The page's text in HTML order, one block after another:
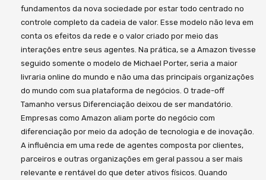
fundamentos da nova sociedade por estar todo centrado no
controle completo da cadeia de valor. Esse modelo não leva em
conta os efeitos da rede e o valor criado por meio das
interações entre seus agentes. Na prática, se a Amazon tivesse
seguido somente o modelo de Michael Porter, seria a maior
livraria online do mundo e não uma das principais organizações
do mundo com sua plataforma de negócios. O trade-off
Tamanho versus Diferenciação deixou de ser mandatório.
Empresas como Amazon aliam porte do negócio com
diferenciação por meio da adoção de tecnologia e de inovação.
A influência em uma rede de agentes composta por clientes,
parceiros e outras organizações em geral passou a ser mais
relevante e rentável do que deter ativos físicos. Quando